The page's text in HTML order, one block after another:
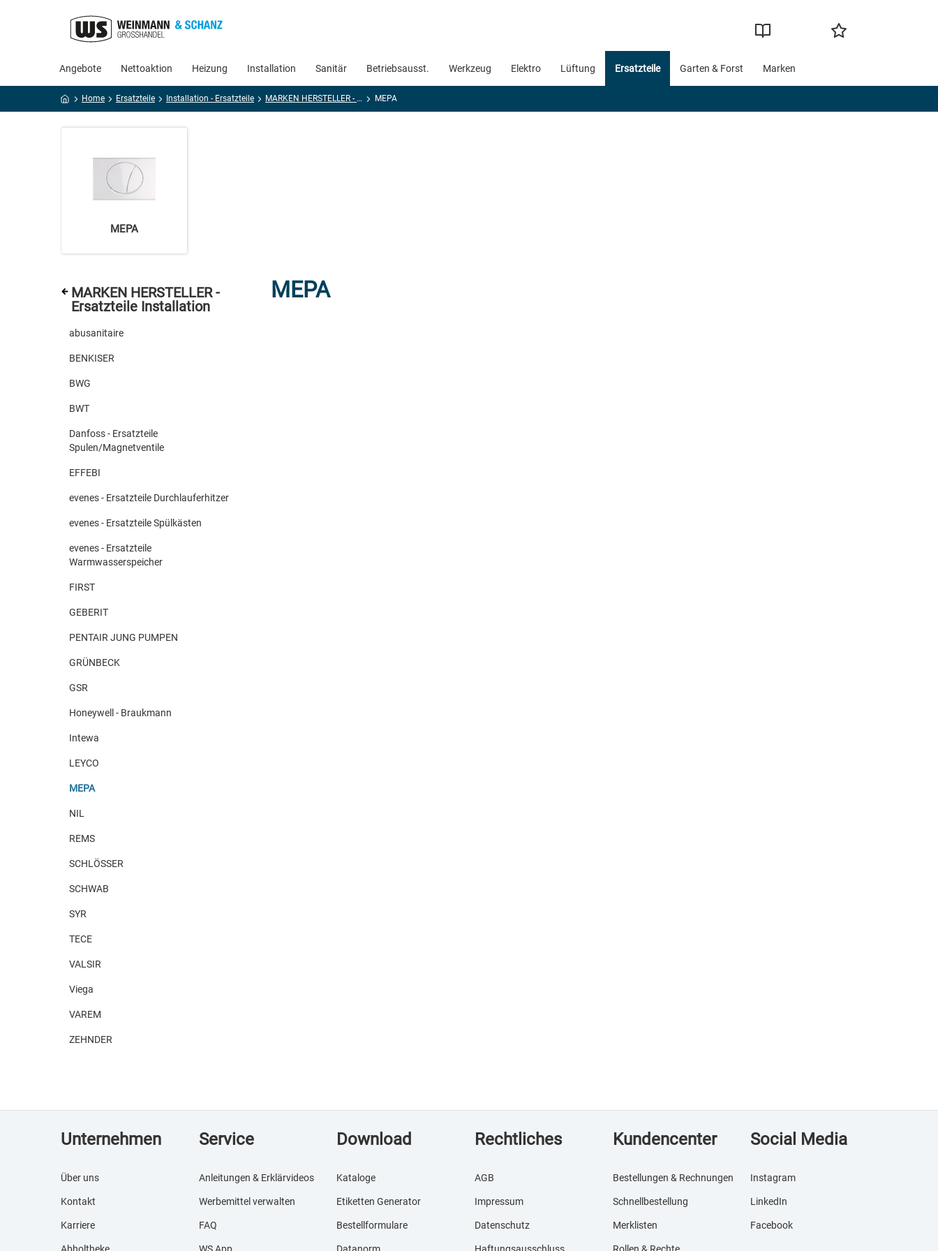
Angebote Nettoaktion Heizung Installation Sanitär Betriebsausst. Werkzeug Elektro Lüftung Ersatzteile Garten & Forst Marken
Home Ersatzteile Installation - Ersatzteile MARKEN HERSTELLER - Ersatzteile Installation MEPA
MEPA
MARKEN HERSTELLER -
Ersatzteile Installation
abusanitaire
BENKISER
BWG
BWT
Danfoss - Ersatzteile
Spulen/Magnetventile
EFFEBI
evenes - Ersatzteile Durchlauferhitzer
evenes - Ersatzteile Spülkästen
evenes - Ersatzteile
Warmwasserspeicher
FIRST
GEBERIT
PENTAIR JUNG PUMPEN
GRÜNBECK
GSR
Honeywell - Braukmann
Intewa
LEYCO
MEPA
NIL
REMS
SCHLÖSSER
SCHWAB
SYR
TECE
VALSIR
Viega
VAREM
ZEHNDER
MEPA
Unternehmen
Über uns
Kontakt
Karriere
Service
Anleitungen & Erklärvideos
Werbemittel verwalten
FAQ
Download
Kataloge
Etiketten Generator
Bestellformulare
Rechtliches
AGB
Impressum
Datenschutz
Kundencenter
Bestellungen & Rechnungen
Schnellbestellung
Merklisten
Social Media
Instagram
LinkedIn
Facebook